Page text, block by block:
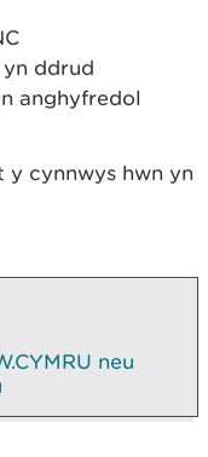
ddrud
anghyfredol
y cynnwys hwn yn
neu